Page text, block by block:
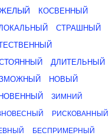
КОСВЕННЫЙ
СТРАШНЫЙ
ДЛИТЕЛЬНЫЙ
НОВЫЙ
ЗИМНИЙ
РИСКОВАННЫЙ
БЕСПРИМЕРНЫЙ